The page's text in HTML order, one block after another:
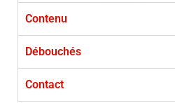
Contenu
Débouchés
Contact